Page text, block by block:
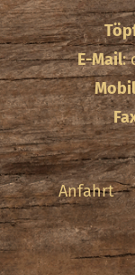
E-Mail:
Mobil
Anfahrt